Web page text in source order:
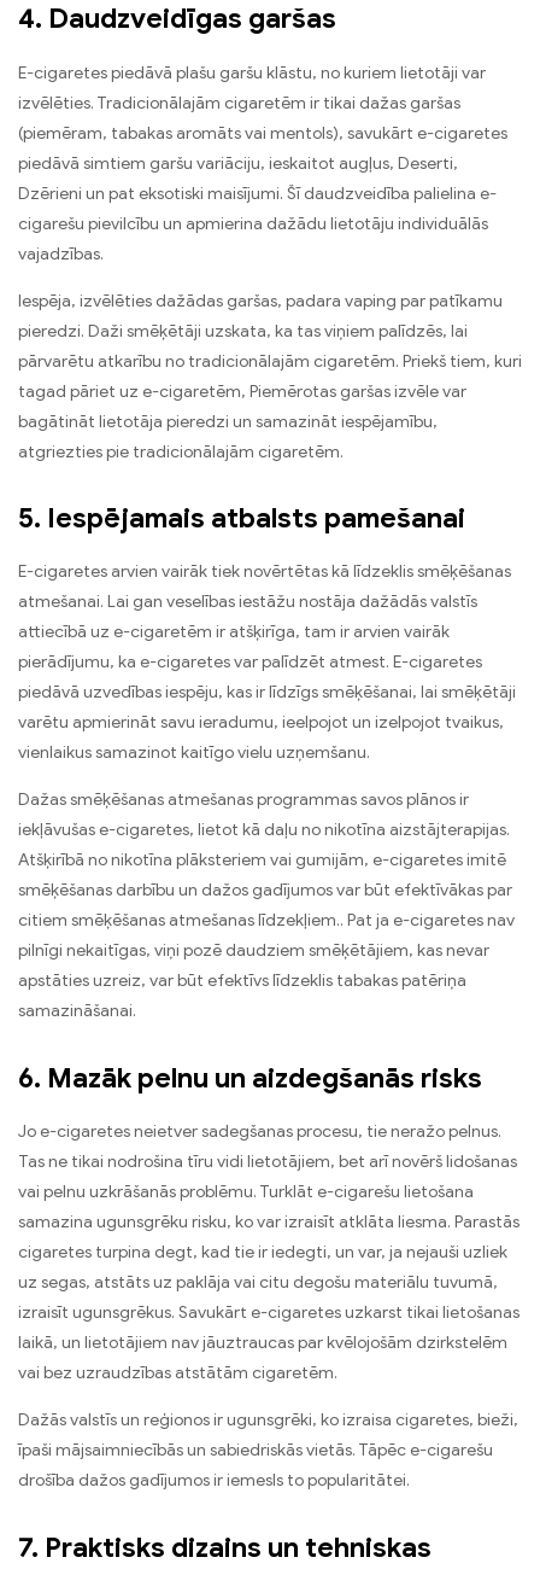
4. Daudzveidīgas garšas
E-cigaretes piedāvā plašu garšu klāstu, no kuriem lietotāji var
izvēlēties. Tradicionālajām cigaretēm ir tikai dažas garšas
(piemēram, tabakas aromāts vai mentols), savukārt e-cigaretes
piedāvā simtiem garšu variāciju, ieskaitot augļus, Deserti,
Dzērieni un pat eksotiski maisījumi. Šī daudzveidība palielina e-
cigarešu pievilcību un apmierina dažādu lietotāju individuālās
vajadzības.
Iespēja, izvēlēties dažādas garšas, padara vaping par patīkamu
pieredzi. Daži smēķētāji uzskata, ka tas viņiem palīdzēs, lai
pārvarētu atkarību no tradicionālajām cigaretēm. Priekš tiem, kuri
tagad pāriet uz e-cigaretēm, Piemērotas garšas izvēle var
bagātināt lietotāja pieredzi un samazināt iespējamību,
atgriezties pie tradicionālajām cigaretēm.
5. Iespējamais atbalsts pamešanai
E-cigaretes arvien vairāk tiek novērtētas kā līdzeklis smēķēšanas
atmešanai. Lai gan veselības iestāžu nostāja dažādās valstīs
attiecībā uz e-cigaretēm ir atšķirīga, tam ir arvien vairāk
pierādījumu, ka e-cigaretes var palīdzēt atmest. E-cigaretes
piedāvā uzvedības iespēju, kas ir līdzīgs smēķēšanai, lai smēķētāji
varētu apmierināt savu ieradumu, ieelpojot un izelpojot tvaikus,
vienlaikus samazinot kaitīgo vielu uzņemšanu.
Dažas smēķēšanas atmešanas programmas savos plānos ir
iekļāvušas e-cigaretes, lietot kā daļu no nikotīna aizstājterapijas.
Atšķirībā no nikotīna plāksteriem vai gumijām, e-cigaretes imitē
smēķēšanas darbību un dažos gadījumos var būt efektīvākas par
citiem smēķēšanas atmešanas līdzekļiem.. Pat ja e-cigaretes nav
pilnīgi nekaitīgas, viņi pozē daudziem smēķētājiem, kas nevar
apstāties uzreiz, var būt efektīvs līdzeklis tabakas patēriņa
samazināšanai.
6. Mazāk pelnu un aizdegšanās risks
Jo e-cigaretes neietver sadegšanas procesu, tie neražo pelnus.
Tas ne tikai nodrošina tīru vidi lietotājiem, bet arī novērš lidošanas
vai pelnu uzkrāšanās problēmu. Turklāt e-cigarešu lietošana
samazina ugunsgrēku risku, ko var izraisīt atklāta liesma. Parastās
cigaretes turpina degt, kad tie ir iedegti, un var, ja nejauši uzliek
uz segas, atstāts uz paklāja vai citu degošu materiālu tuvumā,
izraisīt ugunsgrēkus. Savukārt e-cigaretes uzkarst tikai lietošanas
laikā, un lietotājiem nav jāuztraucas par kvēlojošām dzirkstelēm
vai bez uzraudzības atstātām cigaretēm.
Dažās valstīs un reģionos ir ugunsgrēki, ko izraisa cigaretes, bieži,
īpaši mājsaimniecībās un sabiedriskās vietās. Tāpēc e-cigarešu
drošība dažos gadījumos ir iemesls to popularitātei.
7. Praktisks dizains un tehniskas